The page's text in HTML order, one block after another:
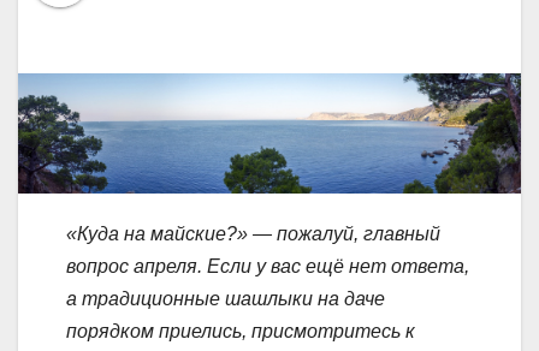
«Куда на майские?» — пожалуй, главный
вопрос апреля. Если у вас ещё нет ответа,
а традиционные шашлыки на даче
порядком приелись, присмотритесь к